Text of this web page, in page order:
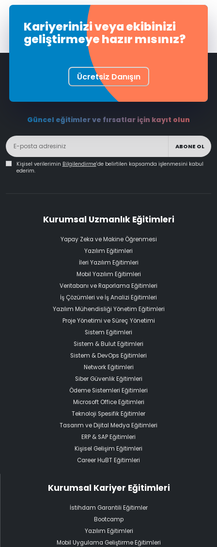
Kariyerinizi veya ekibinizi
geliştirmeye hazır mısınız?
Ücretsiz Danışın
Güncel eğitimler ve fırsatlar için kayıt olun
ABONE OL
Kişisel verilerimin Bilgilendirme'de belirtilen kapsamda işlenmesini kabul
ederim.
Kurumsal Uzmanlık Eğitimleri
Yapay Zeka ve Makine Öğrenmesi
Yazılım Eğitimleri
İleri Yazılım Eğitimleri
Mobil Yazılım Eğitimleri
Veritabanı ve Raporlama Eğitimleri
İş Çözümleri ve İş Analizi Eğitimleri
Yazılım Mühendisliği Yönetim Eğitimleri
Proje Yönetimi ve Süreç Yönetimi
Sistem Eğitimleri
Sistem & Bulut Eğitimleri
Sistem & DevOps Eğitimleri
Network Eğitimleri
Siber Güvenlik Eğitimleri
Ödeme Sistemleri Eğitimleri
Microsoft Office Eğitimleri
Teknoloji Spesifik Eğitimler
Tasarım ve Dijital Medya Eğitimleri
ERP & SAP Eğitimleri
Kişisel Gelişim Eğitimleri
Career HuBT Eğitimleri
Kurumsal Kariyer Eğitimleri
İstihdam Garantili Eğitimler
Bootcamp
Yazılım Eğitimleri
Mobil Uygulama Geliştirme Eğitimleri